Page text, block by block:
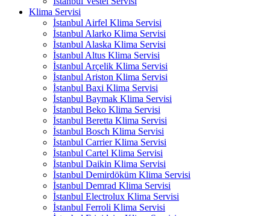
Klima Servisi
İstanbul Airfel Klima Servisi
İstanbul Alarko Klima Servisi
İstanbul Alaska Klima Servisi
İstanbul Altus Klima Servisi
İstanbul Arçelik Klima Servisi
İstanbul Ariston Klima Servisi
İstanbul Baxi Klima Servisi
İstanbul Baymak Klima Servisi
İstanbul Beko Klima Servisi
İstanbul Beretta Klima Servisi
İstanbul Bosch Klima Servisi
İstanbul Carrier Klima Servisi
İstanbul Cartel Klima Servisi
İstanbul Daikin Klima Servisi
İstanbul Demirdöküm Klima Servisi
İstanbul Demrad Klima Servisi
İstanbul Electrolux Klima Servisi
İstanbul Ferroli Klima Servisi